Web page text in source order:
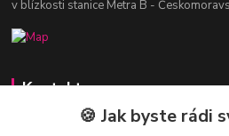
v blízkosti stanice Metra B -
Kontakty
Jitka Vlasáková
🍪 Jak byste rádi